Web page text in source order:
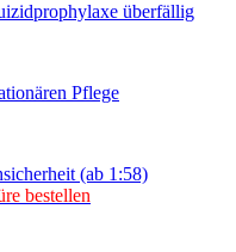
überfällig
Pflege
(ab 1:58)
bestellen